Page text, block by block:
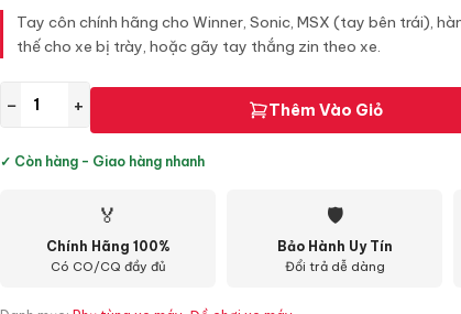
Tay côn chính hãng cho Winner, Sonic, MSX (tay bên trái),
thế cho xe bị trày, hoặc gãy tay thắng zin theo xe.
− + Thêm Vào Giỏ
✓ Còn hàng - Giao hàng nhanh
🏅
Chính Hãng 100%
Có CO/CQ đầy đủ
🛡
Bảo Hành Uy Tín
Đổi trả dễ dàng